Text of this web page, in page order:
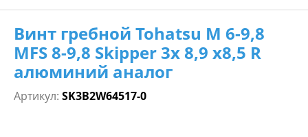
Винт гребной Tohatsu M 6-9,8
MFS 8-9,8 Skipper 3х 8,9 х8,5 R
алюминий аналог
Артикул: SK3B2W64517-0